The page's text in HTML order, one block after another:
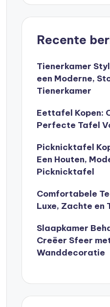
Recente
Tienerkamer
een Moderne,
Tienerkamer
Eettafel Kopen:
Perfecte Tafel
Picknicktafel
Een Houten,
Picknicktafel
Comfortabele
Luxe, Zachte en
Slaapkamer
Creëer Sfeer
Wanddecoratie